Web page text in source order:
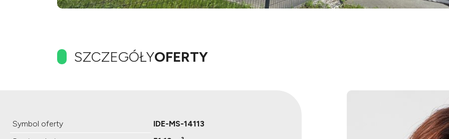
SZCZEGÓŁYOFERTY
Symbol oferty
IDE-MS-14113